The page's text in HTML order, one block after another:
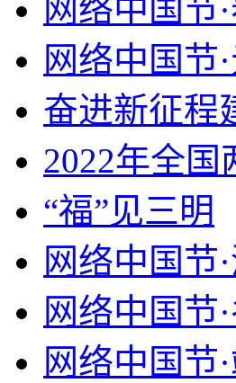
网络中国节
网络中国节
奋进新征程
2022年全国
“福”见三明
网络中国节
网络中国节
网络中国节